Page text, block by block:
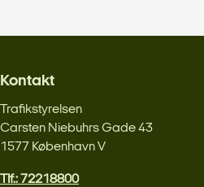
Kontakt
Trafikstyrelsen
Carsten Niebuhrs Gade 43
1577 København V
Tlf.: 72218800